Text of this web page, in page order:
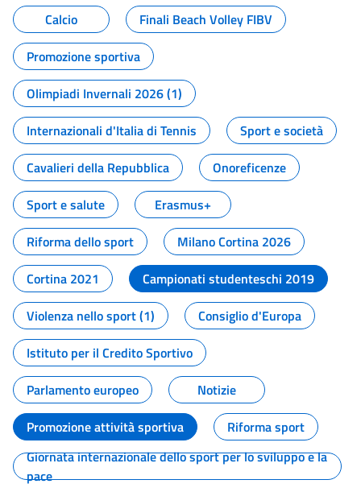
Calcio
Finali Beach Volley FIBV
Promozione sportiva
Olimpiadi Invernali 2026 (1)
Internazionali d'Italia di Tennis
Sport e società
Cavalieri della Repubblica
Onoreficenze
Sport e salute
Erasmus+
Riforma dello sport
Milano Cortina 2026
Cortina 2021
Campionati studenteschi 2019
Violenza nello sport (1)
Consiglio d'Europa
Istituto per il Credito Sportivo
Parlamento europeo
Notizie
Promozione attività sportiva
Riforma sport
Giornata internazionale dello sport per lo sviluppo e la
pace